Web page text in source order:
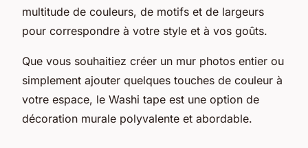
multitude de couleurs, de motifs et de largeurs
pour correspondre à votre style et à vos goûts.
Que vous souhaitiez créer un mur photos entier ou
simplement ajouter quelques touches de couleur à
votre espace, le Washi tape est une option de
décoration murale polyvalente et abordable.